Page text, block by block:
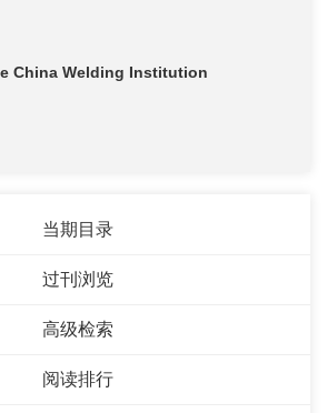
China Welding Institution
当期目录
过刊浏览
高级检索
阅读排行